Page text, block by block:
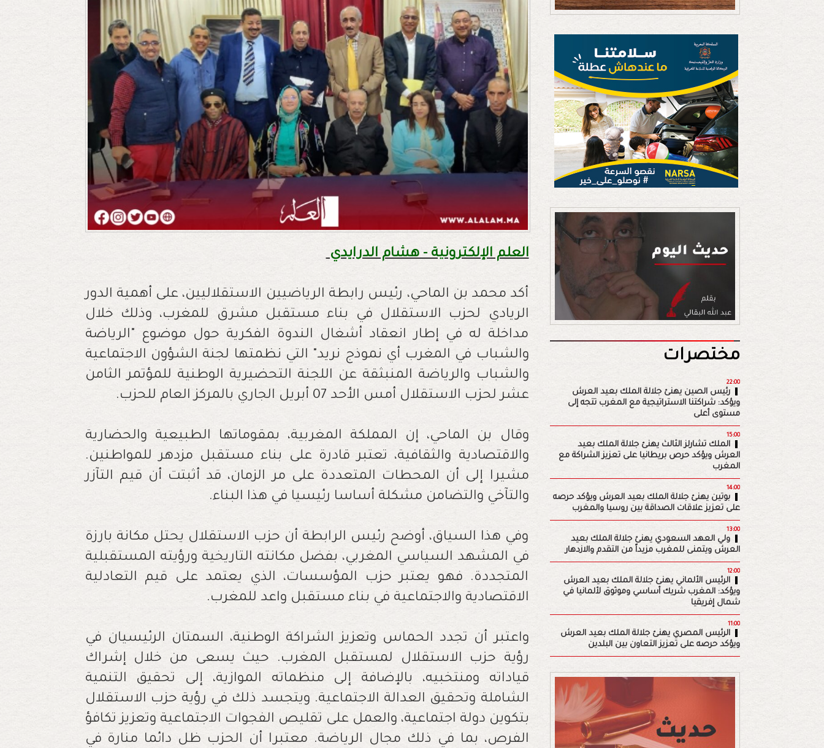
العلم الإلكترونية - هشام الدرايدي
أكد محمد بن الماحي، رئيس رابطة الرياضيين الاستقلاليين، على أهمية الدور
الريادي لحزب الاستقلال في بناء مستقبل مشرق للمغرب، وذلك خلال
مداخلة له في إطار انعقاد أشغال الندوة الفكرية حول موضوع "الرياضة
والشباب في المغرب أي نموذج نريد" التي نظمتها لجنة الشؤون الاجتماعية
والشباب والرياضة المنبثقة عن اللجنة التحضيرية الوطنية للمؤتمر الثامن
عشر لحزب الاستقلال أمس الأحد 07 أبريل الجاري بالمركز العام للحزب.
وقال بن الماحي، إن المملكة المغربية، بمقوماتها الطبيعية والحضارية
والاقتصادية والثقافية، تعتبر قادرة على بناء مستقبل مزدهر للمواطنين.
مشيرا إلى أن المحطات المتعددة على مر الزمان، قد أثبتت أن قيم التآزر
والتآخي والتضامن مشكلة أساسا رئيسيا في هذا البناء.
وفي هذا السياق، أوضح رئيس الرابطة أن حزب الاستقلال يحتل مكانة بارزة
في المشهد السياسي المغربي، بفضل مكانته التاريخية ورؤيته المستقبلية
المتجددة. فهو يعتبر حزب المؤسسات، الذي يعتمد على قيم التعادلية
الاقتصادية والاجتماعية في بناء مستقبل واعد للمغرب.
واعتبر أن تجدد الحماس وتعزيز الشراكة الوطنية، السمتان الرئيسيان في
رؤية حزب الاستقلال لمستقبل المغرب. حيث يسعى من خلال إشراك
قياداته ومنتخبيه، بالإضافة إلى منظماته الموازية، إلى تحقيق التنمية
الشاملة وتحقيق العدالة الاجتماعية. ويتجسد ذلك في رؤية حزب الاستقلال
بتكوين دولة اجتماعية، والعمل على تقليص الفجوات الاجتماعية وتعزيز تكافؤ
الفرص، بما في ذلك مجال الرياضة. معتبرا أن الحزب ظل دائما منارة في
مختصرات
22:00
رئيس الصين يهنئ جلالة الملك بعيد العرش
ويؤكد: شراكتنا الاستراتيجية مع المغرب تتجه إلى
مستوى أعلى
15:00
الملك تشارلز الثالث يهنئ جلالة الملك بعيد
العرش ويؤكد حرص بريطانيا على تعزيز الشراكة مع
المغرب
14:00
بوتين يهنئ جلالة الملك بعيد العرش ويؤكد حرصه
على تعزيز علاقات الصداقة بين روسيا والمغرب
13:00
ولي العهد السعودي يهنئ جلالة الملك بعيد
العرش ويتمنى للمغرب مزيداً من التقدم والازدهار
12:00
الرئيس الألماني يهنئ جلالة الملك بعيد العرش
ويؤكد: المغرب شريك أساسي وموثوق لألمانيا في
شمال إفريقيا
11:00
الرئيس المصري يهنئ جلالة الملك بعيد العرش
ويؤكد حرصه على تعزيز التعاون بين البلدين